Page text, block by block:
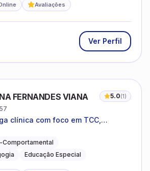
Avaliações
Ver Perfil
FERNANDES VIANA 5.0(1)
clínica com foco em TCC,
Educação Especial